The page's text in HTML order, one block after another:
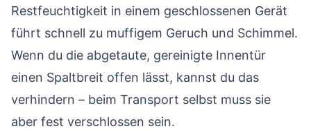
Restfeuchtigkeit in einem geschlossenen Gerät
führt schnell zu muffigem Geruch und Schimmel.
Wenn du die abgetaute, gereinigte Innentür
einen Spaltbreit offen lässt, kannst du das
verhindern – beim Transport selbst muss sie
aber fest verschlossen sein.